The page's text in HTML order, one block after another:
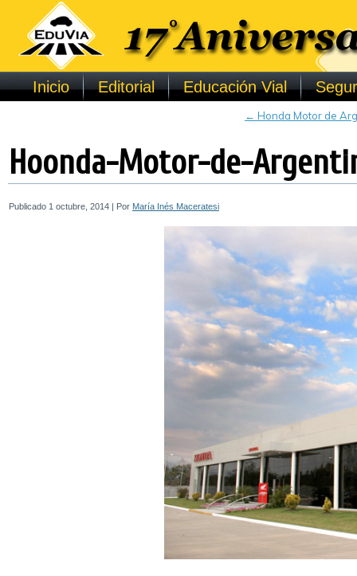
Inicio Editorial Educación Vial
← Honda Motor de
Hoonda-Motor-de-
Publicado 1 octubre, 2014 | Por María Inés Maceratesi